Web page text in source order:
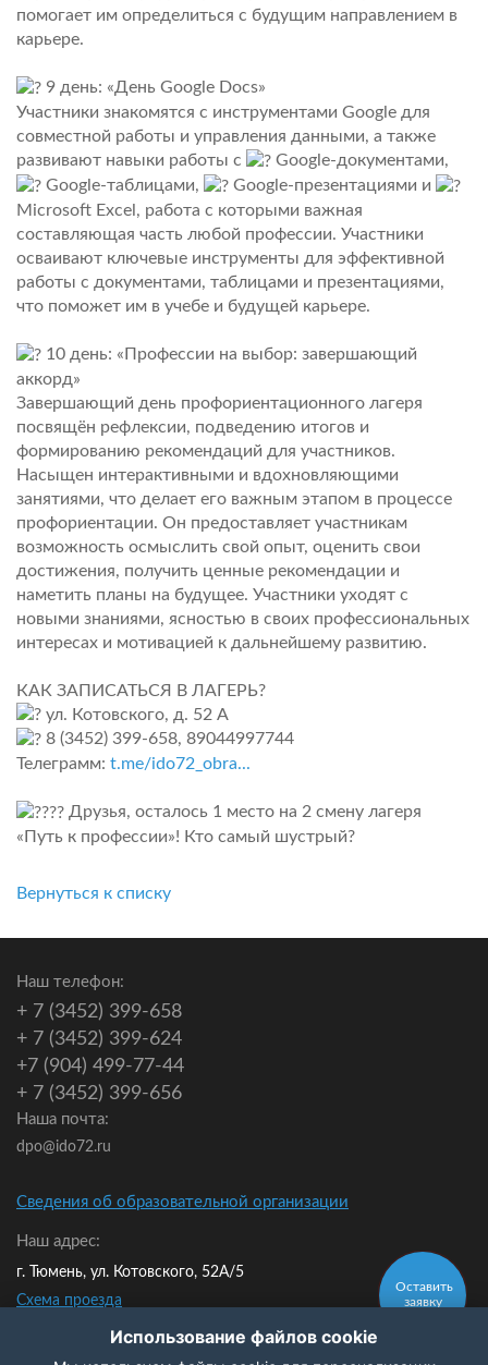
Оставить
заявку
помогает им определиться с будущим направлением в
карьере.
9 день: «День Google Docs»
Участники знакомятся с инструментами Google для
совместной работы и управления данными, а также
развивают навыки работы с
Google-документами,
Google-таблицами,
Google-презентациями и
Microsoft Excel, работа с которыми важная
составляющая часть любой профессии. Участники
осваивают ключевые инструменты для эффективной
работы с документами, таблицами и презентациями,
что поможет им в учебе и будущей карьере.
10 день: «Профессии на выбор: завершающий
аккорд»
Завершающий день профориентационного лагеря
посвящён рефлексии, подведению итогов и
формированию рекомендаций для участников.
Насыщен интерактивными и вдохновляющими
занятиями, что делает его важным этапом в процессе
профориентации. Он предоставляет участникам
возможность осмыслить свой опыт, оценить свои
достижения, получить ценные рекомендации и
наметить планы на будущее. Участники уходят с
новыми знаниями, ясностью в своих профессиональных
интересах и мотивацией к дальнейшему развитию.
КАК ЗАПИСАТЬСЯ В ЛАГЕРЬ?
ул. Котовского, д. 52 А
8 (3452) 399-658, 89044997744
Телеграмм: t.me/ido72_obra...
Друзья, осталось 1 место на 2 смену лагеря
«Путь к профессии»! Кто самый шустрый?
Вернуться к списку
Наш телефон:
+ 7 (3452) 399-658
+ 7 (3452) 399-624
+7 (904) 499-77-44
+ 7 (3452) 399-656
Наша почта:
dpo@ido72.ru
Сведения об образовательной организации
Наш адрес:
г. Тюмень, ул. Котовского, 52А/5
Схема проезда
Мы в контакте:Использование файлов cookie